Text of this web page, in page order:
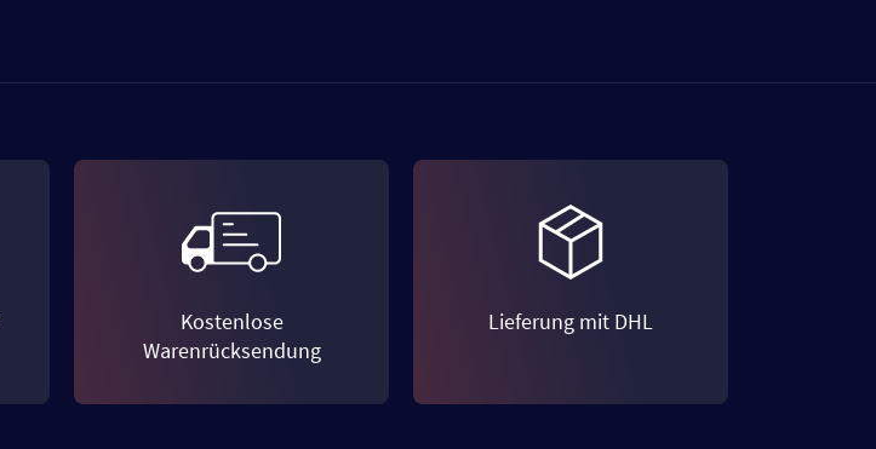
Kostenlose
Warenrücksendung
Lieferung mit DHL